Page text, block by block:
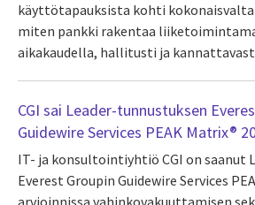
käyttötapauksista kohti
miten pankki rakentaa
aikakaudella, hallitusti ja
CGI sai Leader-tunnustuksen
Guidewire Services PEAK Matrix®
IT- ja konsultointiyhtiö CGI on saanut
Everest Groupin Guidewire Services
arvioinnissa vahinkovakuuttamisen